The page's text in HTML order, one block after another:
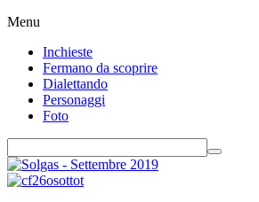
Menu
Inchieste
Fermano da scoprire
Dialettando
Personaggi
Foto